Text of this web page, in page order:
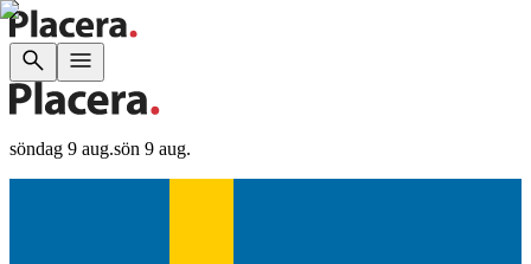
söndag 9 aug.sön 9 aug.